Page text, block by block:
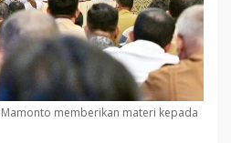
t
i
memberikan materi kepada